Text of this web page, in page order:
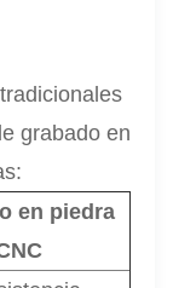
grabado en
en piedra